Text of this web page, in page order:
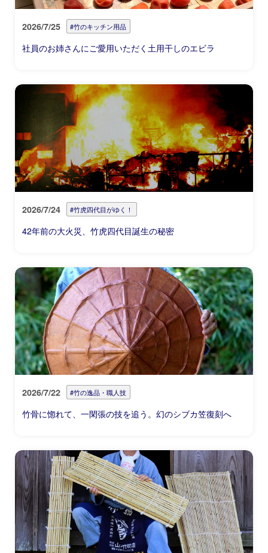
2026/7/25 #竹のキッチン用品
社員のお姉さんにご愛用いただく土用干しのエビラ
2026/7/24 #竹虎四代目がゆく！
42年前の大火災、竹虎四代目誕生の秘密
2026/7/22 #竹の逸品・職人技
竹骨に惚れて、一閑張の技を追う。幻のシブカ笠復刻へ